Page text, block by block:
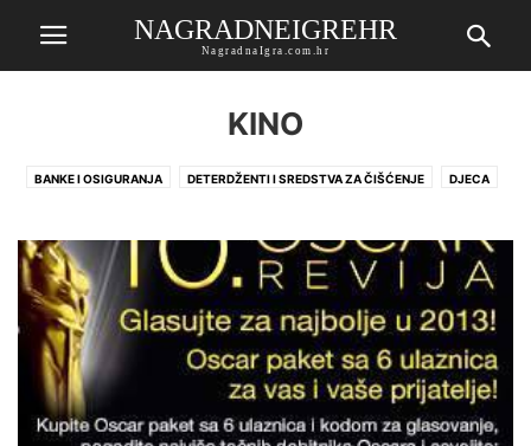
NAGRADNEIGREHR
NagradnaIgra.com.hr
KINO
BANKE I OSIGURANJA DETERDŽENTI I SREDSTVA ZA ČIŠĆENJE DJECA
KUĆNI LJUBIMCI NOVINE I ČASOPISI OSTALO PIVO I SOKOVI
POPUSTI POSEBNO IZDVOJENO PREHRANA RAZNI ČLANCI
SLATKIŠI I GRICKALICE SMS TRGOVINE USKRŠNJA NAGRADNA IGRA
USLUGE ZAVRŠENE